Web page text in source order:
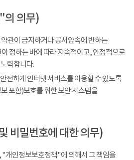
의 의무)
관이 금지하거나 공서양속에 반하는
정하는 바에 따라 지속적이고, 안정적으로
력합니다.
전하게 인터넷 서비스를 이용할 수 있도록
포함)보호를 위한 보안 시스템을
비밀번호에 대한 의무)
개인정보보호정책"에 의해서 그 책임을